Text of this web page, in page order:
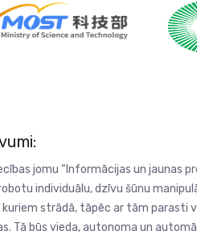
jomu “Informācijas un jaunas
individuālu, dzīvu šūnu
strādā, tāpēc ar tām parasti
Tā būs vieda, autonoma un